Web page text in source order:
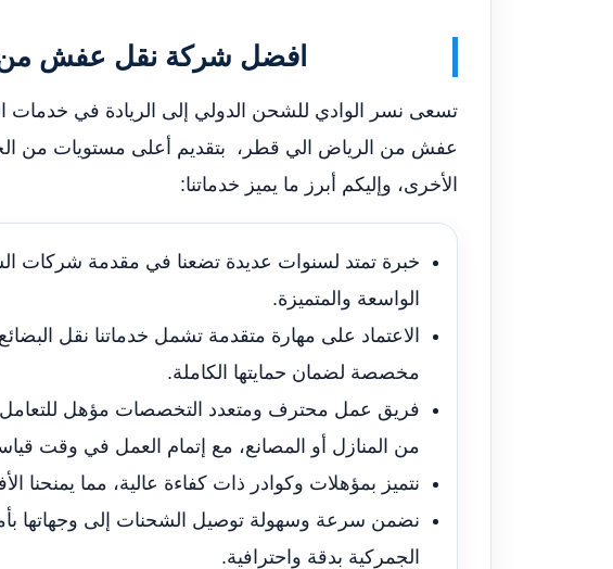
افضل شركة نقل عفش من
تسعى نسر الوادي للشحن الدولي إلى الريادة في
عفش من الرياض الي قطر، بتقديم أعلى مستويات من
الأخرى، وإليكم أبرز ما يميز خدماتنا:
خبرة تمتد لسنوات عديدة تضعنا في مقدمة شركات
الواسعة والمتميزة.
الاعتماد على مهارة متقدمة تشمل خدماتنا نقل
مخصصة لضمان حمايتها الكاملة.
فريق عمل محترف ومتعدد التخصصات مؤهل للتعامل
من المنازل أو المصانع، مع إتمام العمل في وقت
نتميز بمؤهلات وكوادر ذات كفاءة عالية، مما
نضمن سرعة وسهولة توصيل الشحنات إلى وجهاتها
الجمركية بدقة واحترافية.